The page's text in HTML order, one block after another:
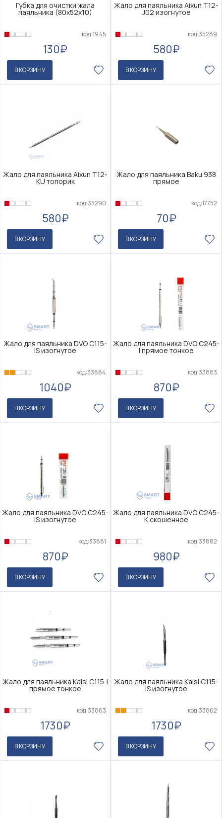
Губка для очистки жала
паяльника (80х52х10)
код:1945
130₽
В КОРЗИНУ
Жало для паяльника Aixun T12-
J02 изогнутое
код:35289
580₽
В КОРЗИНУ
Жало для паяльника Aixun T12-
KU топорик
код:35290
580₽
В КОРЗИНУ
Жало для паяльника Baku 938
прямое
код:17752
70₽
В КОРЗИНУ
Жало для паяльника DVO C115-
IS изогнутое
код:33884
1040₽
В КОРЗИНУ
Жало для паяльника DVO C245-
I прямое тонкое
код:33883
870₽
В КОРЗИНУ
Жало для паяльника DVO C245-
IS изогнутое
код:33881
870₽
В КОРЗИНУ
Жало для паяльника DVO C245-
K скошенное
код:33882
980₽
В КОРЗИНУ
Жало для паяльника Kaisi C115-I
прямое тонкое
код:33863
1730₽
В КОРЗИНУ
Жало для паяльника Kaisi C115-
IS изогнутое
код:33862
1730₽
В КОРЗИНУ